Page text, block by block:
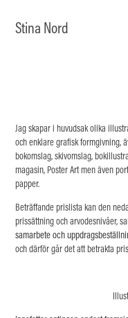
Stina Nord
Jag skapar i huvudsak olika
och enklare grafisk formgivning,
bokomslag, skivomslag,
magasin, Poster Art men även
papper.
Beträffande prislista kan den
prissättning och arvodesnivåer,
samarbete och
och därför går det att betraktapr